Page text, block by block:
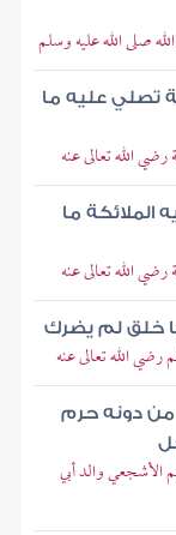
صلى الله عليه وسلم
تصلي عليه ما
الله تعالى عنه
الملائكة ما
الله تعالى عنه
خلق لم يضرك
الله تعالى عنه
من دونه حرم
والد أبي